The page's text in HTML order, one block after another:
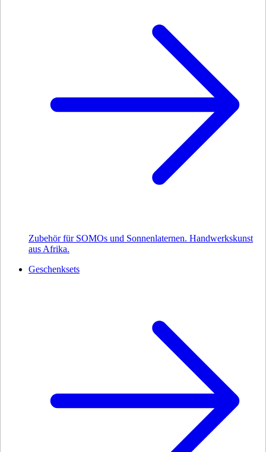
Zubehör für SOMOs und Sonnenlaternen. Handwerkskunst
aus Afrika.
Geschenksets